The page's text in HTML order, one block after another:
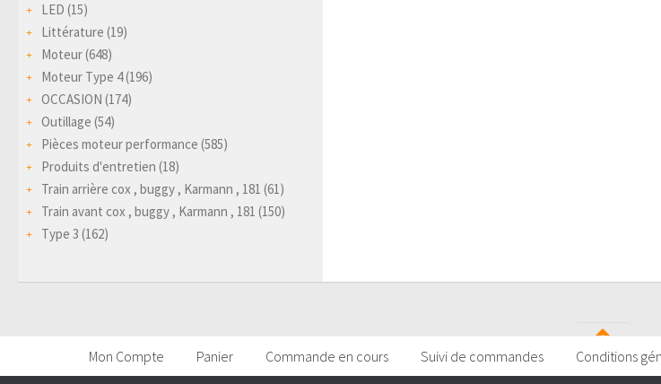
LED (15)
Littérature (19)
Moteur(648)
Moteur Type 4(196)
OCCASION (174)
Outillage (54)
Pièces moteur performance (585)
Produits d'entretien (18)
Train arrière cox , buggy , Karmann , 181 (61)
Train avant cox , buggy , Karmann , 181 (150)
Type 3 (162)
Mon Compte Panier Commande en cours Suivi de commandes Conditions